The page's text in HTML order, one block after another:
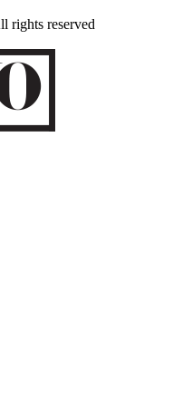
rights reserved